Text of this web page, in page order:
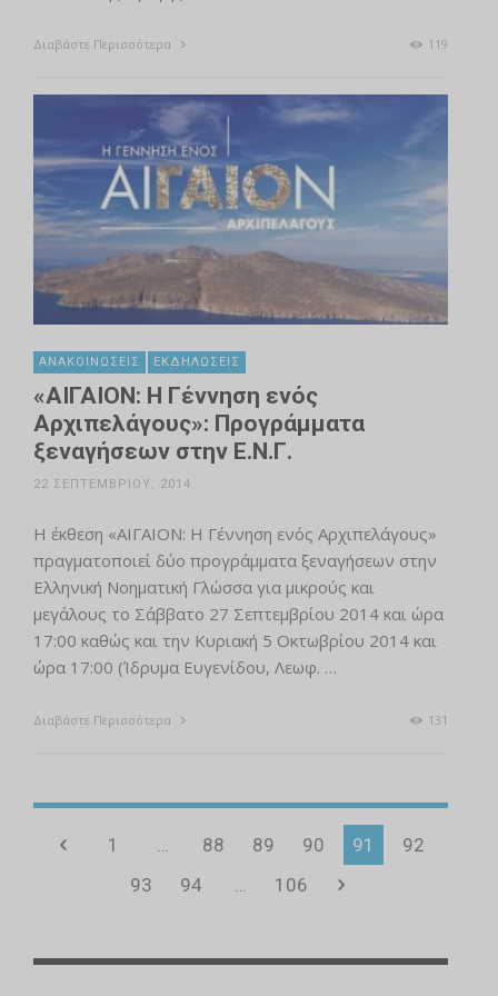
Διαβάστε Περισσότερα 119
ΑΝΑΚΟΙΝΏΣΕΙΣ ΕΚΔΗΛΏΣΕΙΣ
«ΑΙΓΑΙΟΝ: Η Γέννηση ενός
Αρχιπελάγους»: Προγράμματα
ξεναγήσεων στην Ε.Ν.Γ.
22 ΣΕΠΤΕΜΒΡΊΟΥ, 2014
Η έκθεση «ΑΙΓΑΙΟΝ: Η Γέννηση ενός Αρχιπελάγους»
πραγματοποιεί δύο προγράμματα ξεναγήσεων στην
Ελληνική Νοηματική Γλώσσα για μικρούς και
μεγάλους το Σάββατο 27 Σεπτεμβρίου 2014 και ώρα
17:00 καθώς και την Κυριακή 5 Οκτωβρίου 2014 και
ώρα 17:00 (Ίδρυμα Ευγενίδου, Λεωφ. …
Διαβάστε Περισσότερα 131
1 … 88 89 90 91
92
93
94 … 106